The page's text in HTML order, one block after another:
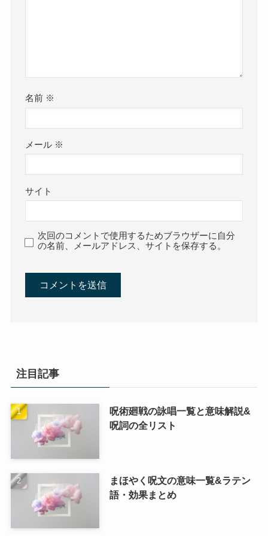
名前 ※
メール ※
サイト
次回のコメントで使用するためブラウザーに自分
の名前、メールアドレス、サイトを保存する。
注目記事
呪術廻戦の詠唱一覧と意味解説&
呪詞の全リスト
まほやく呪文の意味一覧&ラテン
語・効果まとめ